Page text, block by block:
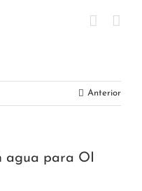
Anterior
agua para OI